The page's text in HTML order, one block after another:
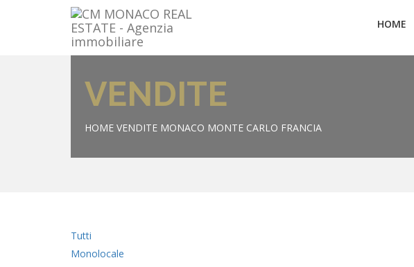
HOME
VENDITE
HOME VENDITE MONACO MONTE CARLO FRANCIA
Tutti
Monolocale